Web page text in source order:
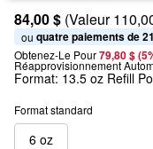
84,00 $ (Valeur
ou quatre paiements de
Obtenez-Le Pour79,80 $
Réapprovisionnement
Format: 13.5 oz Refill
Format standard
6 oz